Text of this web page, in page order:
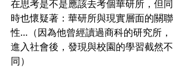
在思考是不是應該去考個華研所，但同
時也懷疑著：華研所與現實層面的關聯
性…（因為他曾經讀過商科的研究所，
進入社會後，發現與校園的學習截然不
同）